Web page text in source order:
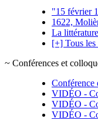
"15 février
1622,
La
[+] Tous les
~ Conférences et
Conférence
VIDÉO -
VIDÉO -
VIDÉO -